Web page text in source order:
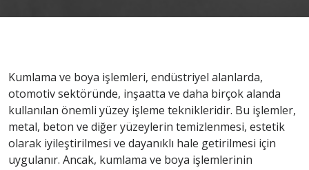
Kumlama ve boya işlemleri, endüstriyel alanlarda,
otomotiv sektöründe, inşaatta ve daha birçok alanda
kullanılan önemli yüzey işleme teknikleridir. Bu işlemler,
metal, beton ve diğer yüzeylerin temizlenmesi, estetik
olarak iyileştirilmesi ve dayanıklı hale getirilmesi için
uygulanır. Ancak, kumlama ve boya işlemlerinin